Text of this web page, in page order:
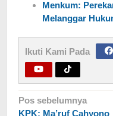
Menkum:
Melanggar
Ikuti Kami Pada
Navigasi
Pos sebelumnya
KPK: Ma’ruf Cahyono